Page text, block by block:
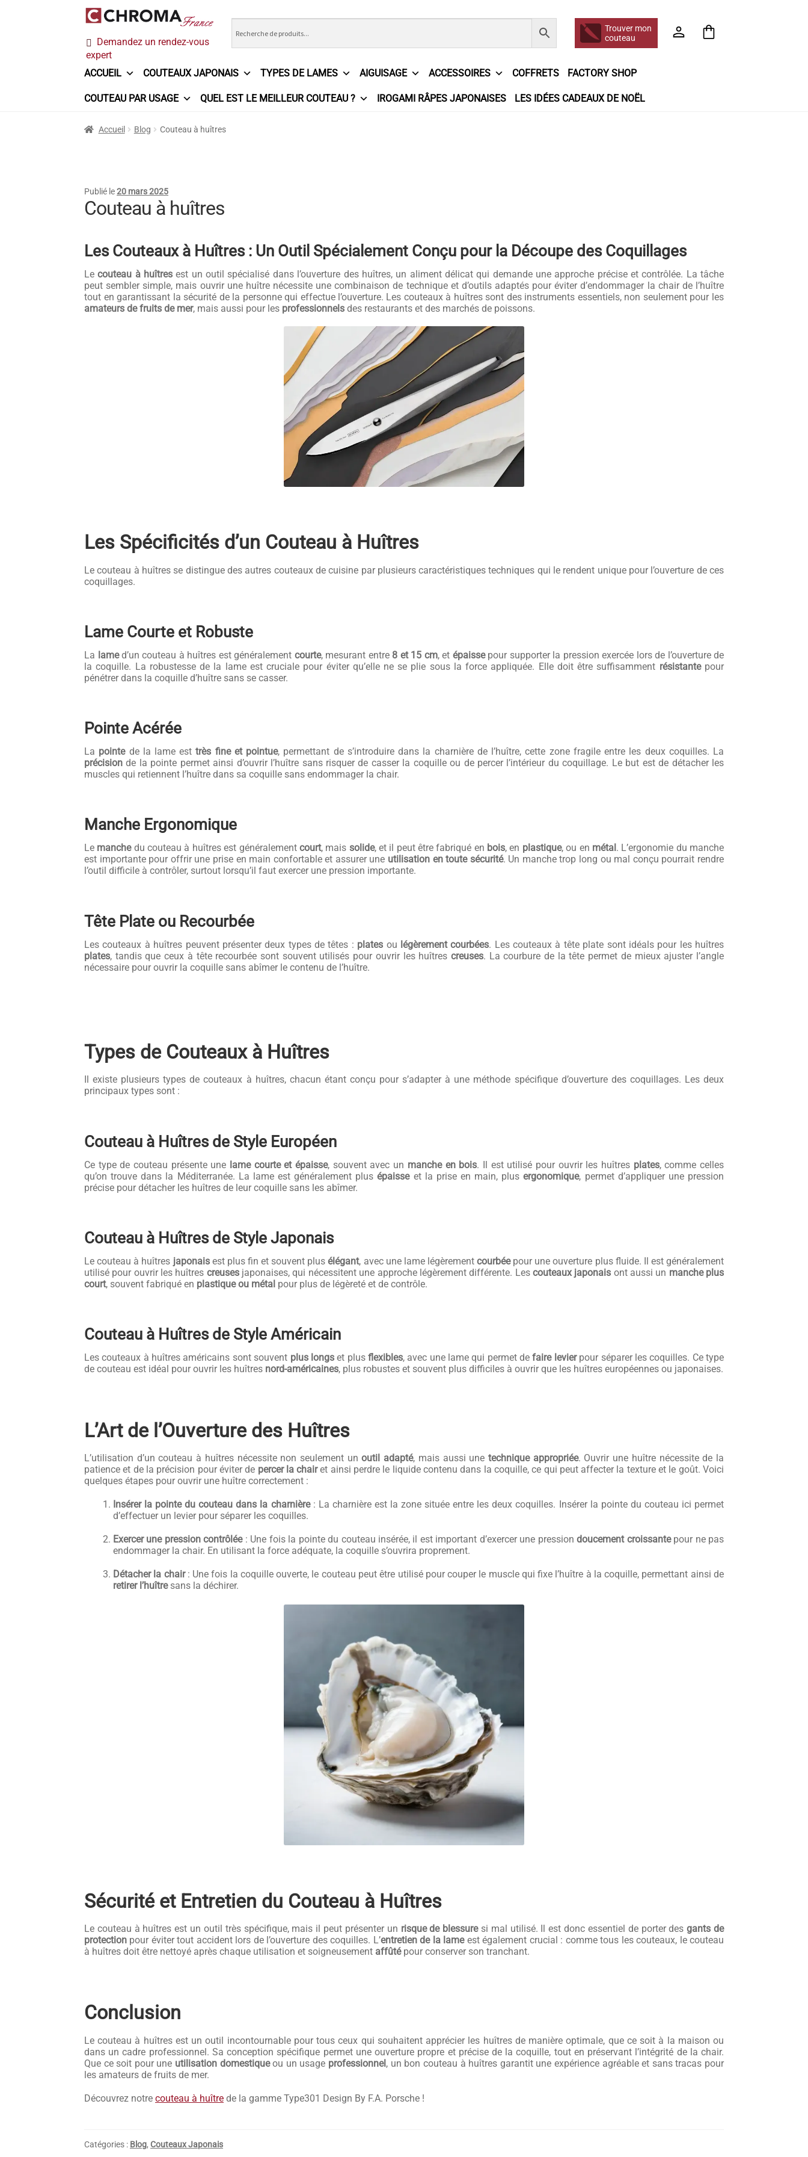
Aller
à
la
navigation
Aller
au
contenu
Demandez un rendez-vous
expert
Trouver mon
couteau
ACCUEIL COUTEAUX JAPONAIS TYPES DE LAMES AIGUISAGE ACCESSOIRES COFFRETS FACTORY SHOP
COUTEAU PAR USAGE QUEL EST LE MEILLEUR COUTEAU ? IROGAMI RÂPES JAPONAISES LES IDÉES CADEAUX DE NOËL
AccueilChroma France Commande
Trouver mon couteau Trouver mon magasin
Accueil Blog Couteau à huîtres
Publié le20 mars 2025
Couteau à huîtres
Les Couteaux à Huîtres : Un Outil Spécialement Conçu pour la Découpe des Coquillages
Lecouteau à huîtres est un outil spécialisé dans l’ouverture des huîtres, un aliment délicat qui demande une approche précise et contrôlée. La tâche
peut sembler simple, mais ouvrir une huître nécessite une combinaison de technique et d’outils adaptés pour éviter d’endommager la chair de l’huître
tout en garantissant la sécurité de la personne qui effectue l’ouverture. Les couteaux à huîtres sont des instruments essentiels, non seulement pour les
amateurs de fruits de mer, mais aussi pour les professionnels des restaurants et des marchés de poissons.
Les Spécificités d’un Couteau à Huîtres
Le couteau à huîtres se distingue des autres couteaux de cuisine par plusieurs caractéristiques techniques qui le rendent unique pour l’ouverture de ces
coquillages.
Lame Courte et Robuste
La lamed’un couteau à huîtres est généralement courte, mesurant entre 8 et 15 cm, et épaissepour supporter la pression exercée lors de l’ouverture de
la coquille. La robustesse de la lame est cruciale pour éviter qu’elle ne se plie sous la force appliquée. Elle doit être suffisamment résistantepour
pénétrer dans la coquille d’huître sans se casser.
Pointe Acérée
La pointede la lame esttrès fine et pointue, permettant de s’introduire dans la charnière de l’huître, cette zone fragile entre les deux coquilles. La
précision de la pointe permet ainsi d’ouvrir l’huître sans risquer de casser la coquille ou de percer l’intérieur du coquillage. Le but est de détacher les
muscles qui retiennent l’huître dans sa coquille sans endommager la chair.
Manche Ergonomique
Le manchedu couteau à huîtres est généralement court, mais solide, et il peut être fabriqué en bois, en plastique, ou en métal . L’ergonomie du manche
est importante pour offrir une prise en main confortable et assurer une utilisation en toute sécurité. Un manche trop long ou mal conçu pourrait rendre
l’outil difficile à contrôler, surtout lorsqu’il faut exercer une pression importante.
Tête Plate ou Recourbée
Les couteaux à huîtres peuvent présenter deux types de têtes : plates ou légèrement courbées. Les couteaux à tête plate sont idéals pour les huîtres
plates, tandis que ceux à tête recourbée sont souvent utilisés pour ouvrir les huîtres creuses. La courbure de la tête permet de mieux ajuster l’angle
nécessaire pour ouvrir la coquille sans abîmer le contenu de l’huître.
Types de Couteaux à Huîtres
Il existe plusieurs types de couteaux à huîtres, chacun étant conçu pour s’adapter à une méthode spécifique d’ouverture des coquillages. Les deux
principaux types sont :
Couteau à Huîtres de Style Européen
Ce type de couteau présente une lame courte et épaisse, souvent avec un manche en bois. Il est utilisé pour ouvrir les huîtres plates, comme celles
qu’on trouve dans la Méditerranée. La lame est généralement plusépaisseet la prise en main, plusergonomique, permet d’appliquer une pression
précise pour détacher les huîtres de leur coquille sans les abîmer.
Couteau à Huîtres de Style Japonais
Le couteau à huîtres japonaisest plus fin et souvent plusélégant, avec une lame légèrementcourbéepour une ouverture plus fluide. Il est généralement
utilisé pour ouvrir les huîtres creusesjaponaises, qui nécessitent une approche légèrement différente. Les couteaux japonais ont aussi un manche plus
court, souvent fabriqué en plastique ou métal pour plus de légèreté et de contrôle.
Couteau à Huîtres de Style Américain
Les couteaux à huîtres américains sont souvent plus longset plus flexibles, avec une lame qui permet defaire levierpour séparer les coquilles. Ce type
de couteau est idéal pour ouvrir les huîtres nord-américaines, plus robustes et souvent plus difficiles à ouvrir que les huîtres européennes ou japonaises.
L’Art de l’Ouverture des Huîtres
L’utilisation d’un couteau à huîtres nécessite non seulement unoutil adapté, mais aussi unetechnique appropriée. Ouvrir une huître nécessite de la
patience et de la précision pour éviter de percer la chairet ainsi perdre le liquide contenu dans la coquille, ce qui peut affecter la texture et le goût. Voici
quelques étapes pour ouvrir une huître correctement :
Insérer la pointe du couteau dans la charnière: La charnière est la zone située entre les deux coquilles. Insérer la pointe du couteau ici permet
d’effectuer un levier pour séparer les coquilles.
Exercer une pression contrôlée: Une fois la pointe du couteau insérée, il est important d’exercer une pressiondoucement croissantepour ne pas
endommager la chair. En utilisant la force adéquate, la coquille s’ouvrira proprement.
Détacher la chair: Une fois la coquille ouverte, le couteau peut être utilisé pour couper le muscle qui fixe l’huître à la coquille, permettant ainsi de
retirer l’huîtresans la déchirer.
Sécurité et Entretien du Couteau à Huîtres
Le couteau à huîtres est un outil très spécifique, mais il peut présenter un risque de blessuresi mal utilisé. Il est donc essentiel de porter desgants de
protection pour éviter tout accident lors de l’ouverture des coquilles. L’entretien de la lameest également crucial : comme tous les couteaux, le couteau
à huîtres doit être nettoyé après chaque utilisation et soigneusement affûtépour conserver son tranchant.
Conclusion
Le couteau à huîtres est un outil incontournable pour tous ceux qui souhaitent apprécier les huîtres de manière optimale, que ce soit à la maison ou
dans un cadre professionnel. Sa conception spécifique permet une ouverture propre et précise de la coquille, tout en préservant l’intégrité de la chair.
Que ce soit pour une utilisation domestiqueou un usage professionnel, un bon couteau à huîtres garantit une expérience agréable et sans tracas pour
les amateurs de fruits de mer.
Découvrez notrecouteau à huître de la gamme Type301 Design By F.A. Porsche !
Catégories : Blog,Couteaux Japonais